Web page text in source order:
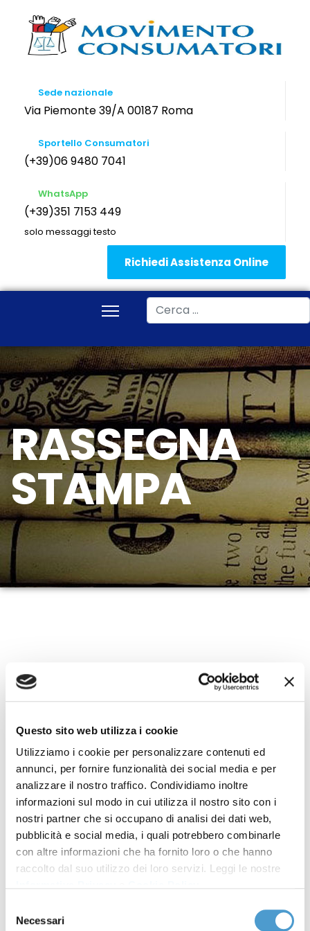
Questo sito web utilizza i cookie
Utilizziamo i cookie per personalizzare contenuti ed
annunci, per fornire funzionalità dei social media e per
analizzare il nostro traffico. Condividiamo inoltre
informazioni sul modo in cui utilizza il nostro sito con i
nostri partner che si occupano di analisi dei dati web,
pubblicità e social media, i quali potrebbero combinarle
con altre informazioni che ha fornito loro o che hanno
raccolto dal suo utilizzo dei loro servizi. Leggi le nostre
delNecessari
Sede nazionale
Via Piemonte 39/A 00187 Roma
Sportello Consumatori
(+39)06 9480 7041
WhatsApp
(+39)351 7153 449
solo messaggi testo
Richiedi Assistenza Online
Cerca
RASSEGNA
STAMPA
HELPCONSUMATORI -
Nuove tecniche
genomiche,
Consumatori chiedono
alla GDO una posizione
comune contro i nuovi
OGM
Nuove tecniche genomiche, Consumatori chiedono